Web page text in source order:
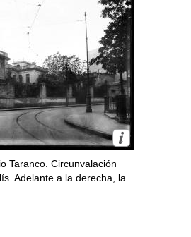
Taranco. Circunvalación
Adelante a la derecha, la